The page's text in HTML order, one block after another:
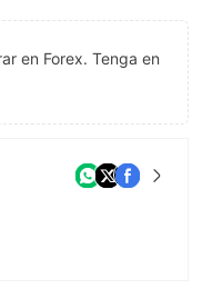
en Forex. Tenga en